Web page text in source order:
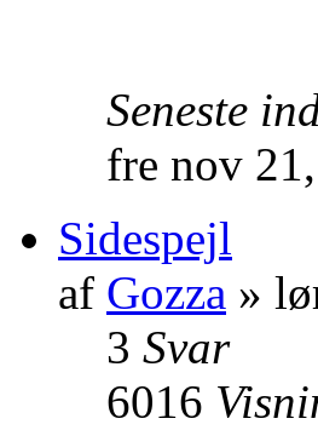
Seneste
fre nov
Sidespejl
af Gozza »
3 Svar
6016